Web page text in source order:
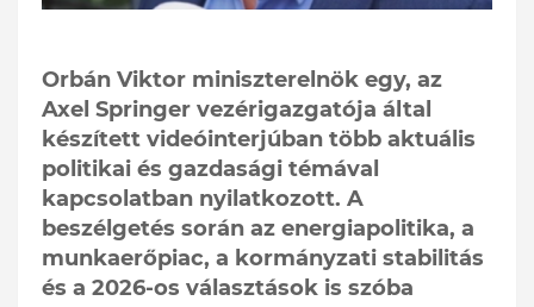
Orbán Viktor miniszterelnök egy, az
Axel Springer vezérigazgatója által
készített videóinterjúban több aktuális
politikai és gazdasági témával
kapcsolatban nyilatkozott. A
beszélgetés során az energiapolitika, a
munkaerőpiac, a kormányzati stabilitás
és a 2026-os választások is szóba